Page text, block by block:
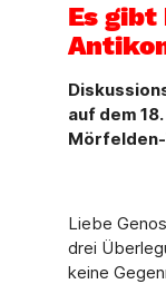
Es
auf dem
Liebe
drei
keine